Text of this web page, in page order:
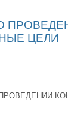
ЦЕЛИ